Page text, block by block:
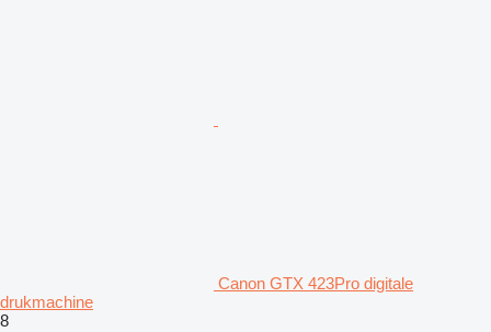
Canon GTX 423Pro digitale
drukmachine
8